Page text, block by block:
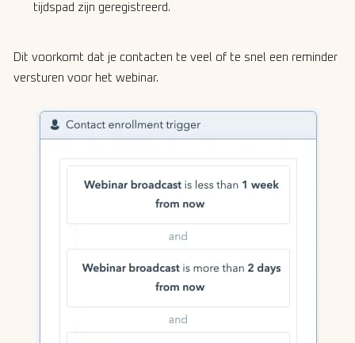
tijdspad zijn geregistreerd.
Dit voorkomt dat je contacten te veel of te snel een reminder
versturen voor het webinar.